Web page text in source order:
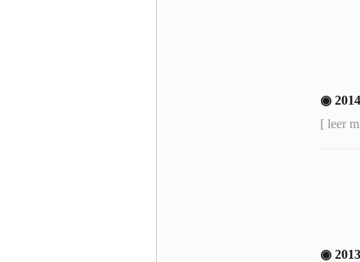
◉
[ leer
◉